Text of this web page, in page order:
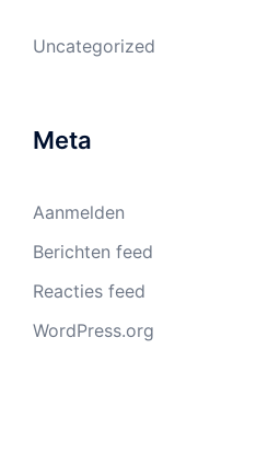
Uncategorized
Meta
Aanmelden
Berichten feed
Reacties feed
WordPress.org